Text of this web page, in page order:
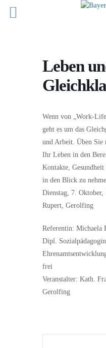
Leben
Wenn von „Work-
geht es um das
und Arbeit. Üben Sie
Ihr Leben in den
Kontakte,
in den Blick zu
Dienstag, 7.
Rupert, Gerolfing
Referentin: Michaela
Dipl.
frei
Veranstalter: Kath.
Gerolfing